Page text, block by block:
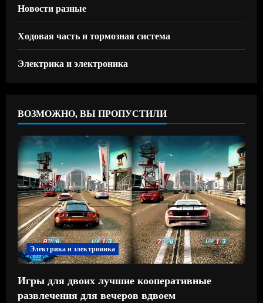
Новости разные
Ходовая часть и тормозная система
Электрика и электроника
ВОЗМОЖНО, ВЫ ПРОПУСТИЛИ
Электрика и электроника
Игры для двоих лучшие кооперативные
развлечения для вечеров вдвоем